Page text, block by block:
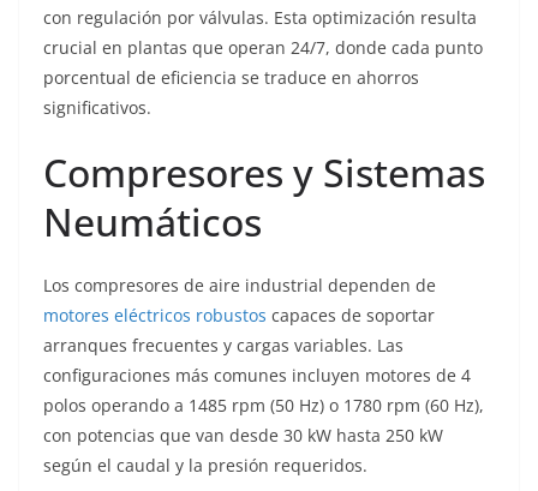
con regulación por válvulas. Esta optimización resulta
crucial en plantas que operan 24/7, donde cada punto
porcentual de eficiencia se traduce en ahorros
significativos.
Compresores y Sistemas
Neumáticos
Los compresores de aire industrial dependen de
motores eléctricos robustos capaces de soportar
arranques frecuentes y cargas variables. Las
configuraciones más comunes incluyen motores de 4
polos operando a 1485 rpm (50 Hz) o 1780 rpm (60 Hz),
con potencias que van desde 30 kW hasta 250 kW
según el caudal y la presión requeridos.